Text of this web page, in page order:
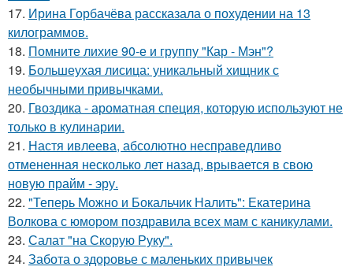
17. Ирина Горбачёва рассказала о похудении на 13
килограммов.
18. Помните лихие 90-е и группу "Кар - Мэн"?
19. Большеухая лисица: уникальный хищник с
необычными привычками.
20. Гвоздика - ароматная специя, которую используют не
только в кулинарии.
21. Настя ивлеева, абсолютно несправедливо
отмененная несколько лет назад, врывается в свою
новую прайм - эру.
22. "Теперь Можно и Бокальчик Налить": Екатерина
Волкова с юмором поздравила всех мам с каникулами.
23. Салат "на Скорую Руку".
24. Забота о здоровье с маленьких привычек